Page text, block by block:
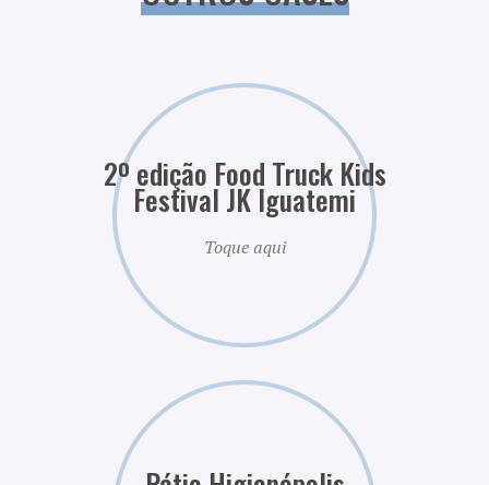
2º edição Food Truck Kids
Festival JK Iguatemi
Toque aqui